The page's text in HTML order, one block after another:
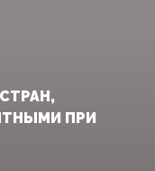
ПРИ